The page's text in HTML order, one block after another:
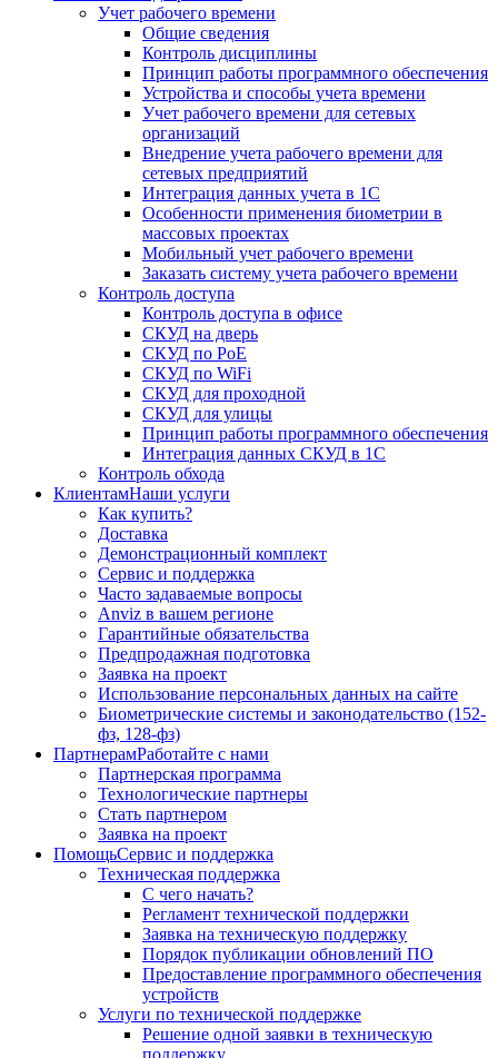
Учет рабочего времени
Общие сведения
Контроль дисциплины
Принцип работы программного обеспечения
Устройства и способы учета времени
Учет рабочего времени для сетевых
организаций
Внедрение учета рабочего времени для
сетевых предприятий
Интеграция данных учета в 1С
Особенности применения биометрии в
массовых проектах
Мобильный учет рабочего времени
Заказать систему учета рабочего времени
Контроль доступа
Контроль доступа в офисе
СКУД на дверь
СКУД по PoE
СКУД по WiFi
СКУД для проходной
СКУД для улицы
Принцип работы программного обеспечения
Интеграция данных СКУД в 1С
Контроль обхода
КлиентамНаши услуги
Как купить?
Доставка
Демонстрационный комплект
Сервис и поддержка
Часто задаваемые вопросы
Anviz в вашем регионе
Гарантийные обязательства
Предпродажная подготовка
Заявка на проект
Использование персональных данных на сайте
Биометрические системы и законодательство (152-
фз, 128-фз)
ПартнерамРаботайте с нами
Партнерская программа
Технологические партнеры
Стать партнером
Заявка на проект
ПомощьСервис и поддержка
Техническая поддержка
С чего начать?
Регламент технической поддержки
Заявка на техническую поддержку
Порядок публикации обновлений ПО
Предоставление программного обеспечения
устройств
Услуги по технической поддержке
Решение одной заявки в техническую